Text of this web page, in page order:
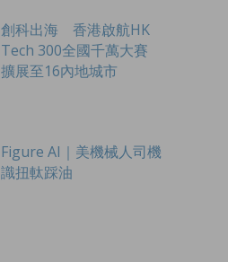
創科出海 香港啟航HK
Tech 300全國千萬大賽
擴展至16內地城市
Figure AI｜美機械人司機
識扭軚踩油